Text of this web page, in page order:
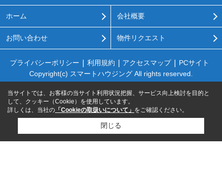
ホーム 会社概要
お問い合わせ 物件リクエスト
プライバシーポリシー 利用規約 アクセスマップ
PCサイト
Copyright(c) スマートハウジング All rights reserved.
当サイトでは、お客様の当サイト利用状況把握、サービス向上検討を目的と
して、クッキー（Cookie）を使用しています。
詳しくは、当社の 「Cookieの取扱いについて」 をご確認ください。
閉じる